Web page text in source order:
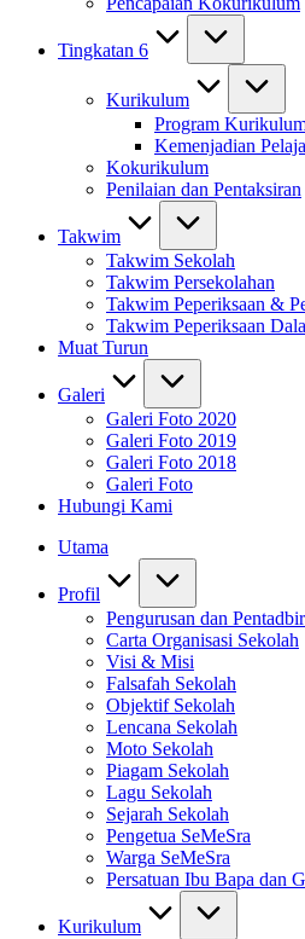
Tingkatan 6
Kurikulum
Program
Kemenjadian
Kokurikulum
Penilaian dan Pentaksiran
Takwim
Takwim Sekolah
Takwim Persekolahan
Takwim Peperiksaan &
Takwim Peperiksaan
Muat Turun
Galeri
Galeri Foto 2020
Galeri Foto 2019
Galeri Foto 2018
Galeri Foto
Hubungi Kami
Utama
Profil
Pengurusan dan
Carta Organisasi Sekolah
Visi & Misi
Falsafah Sekolah
Objektif Sekolah
Lencana Sekolah
Moto Sekolah
Piagam Sekolah
Lagu Sekolah
Sejarah Sekolah
Pengetua SeMeSra
Warga SeMeSra
Persatuan Ibu Bapa dan
Kurikulum